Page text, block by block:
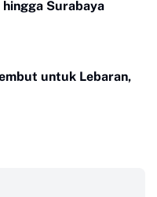
Surabaya
untuk Lebaran,